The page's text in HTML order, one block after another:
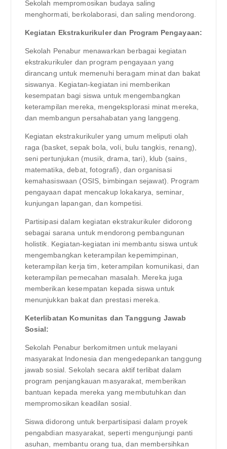
Sekolah mempromosikan budaya saling
menghormati, berkolaborasi, dan saling mendorong.
Kegiatan Ekstrakurikuler dan Program Pengayaan:
Sekolah Penabur menawarkan berbagai kegiatan
ekstrakurikuler dan program pengayaan yang
dirancang untuk memenuhi beragam minat dan bakat
siswanya. Kegiatan-kegiatan ini memberikan
kesempatan bagi siswa untuk mengembangkan
keterampilan mereka, mengeksplorasi minat mereka,
dan membangun persahabatan yang langgeng.
Kegiatan ekstrakurikuler yang umum meliputi olah
raga (basket, sepak bola, voli, bulu tangkis, renang),
seni pertunjukan (musik, drama, tari), klub (sains,
matematika, debat, fotografi), dan organisasi
kemahasiswaan (OSIS, bimbingan sejawat). Program
pengayaan dapat mencakup lokakarya, seminar,
kunjungan lapangan, dan kompetisi.
Partisipasi dalam kegiatan ekstrakurikuler didorong
sebagai sarana untuk mendorong pembangunan
holistik. Kegiatan-kegiatan ini membantu siswa untuk
mengembangkan keterampilan kepemimpinan,
keterampilan kerja tim, keterampilan komunikasi, dan
keterampilan pemecahan masalah. Mereka juga
memberikan kesempatan kepada siswa untuk
menunjukkan bakat dan prestasi mereka.
Keterlibatan Komunitas dan Tanggung Jawab
Sosial:
Sekolah Penabur berkomitmen untuk melayani
masyarakat Indonesia dan mengedepankan tanggung
jawab sosial. Sekolah secara aktif terlibat dalam
program penjangkauan masyarakat, memberikan
bantuan kepada mereka yang membutuhkan dan
mempromosikan keadilan sosial.
Siswa didorong untuk berpartisipasi dalam proyek
pengabdian masyarakat, seperti mengunjungi panti
asuhan, membantu orang tua, dan membersihkan